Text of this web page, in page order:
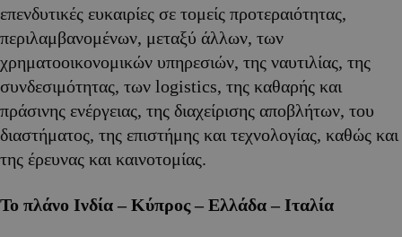
επενδυτικές ευκαιρίες σε τομείς προτεραιότητας,
περιλαμβανομένων, μεταξύ άλλων, των
χρηματοοικονομικών υπηρεσιών, της ναυτιλίας, της
συνδεσιμότητας, των logistics, της καθαρής και
πράσινης ενέργειας, της διαχείρισης αποβλήτων, του
διαστήματος, της επιστήμης και τεχνολογίας, καθώς και
της έρευνας και καινοτομίας.
Το πλάνο Ινδία – Κύπρος – Ελλάδα – Ιταλία